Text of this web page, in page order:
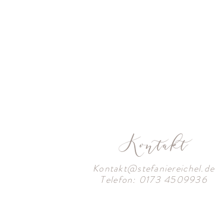
Kontakt
Kontakt@stefaniereichel.de
Telefon: 0173 4509936